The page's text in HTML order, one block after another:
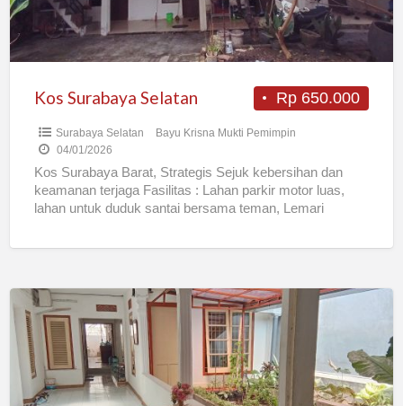
Rp 650.000
Kos Surabaya Selatan
Surabaya Selatan
Bayu Krisna Mukti Pemimpin
04/01/2026
Kos Surabaya Barat, Strategis Sejuk kebersihan dan
keamanan terjaga Fasilitas : Lahan parkir motor luas,
lahan untuk duduk santai bersama teman, Lemari
Kost
Putri
Nyaman
Tengah
Kota